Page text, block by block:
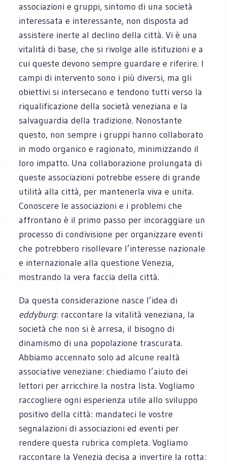
associazioni e gruppi, sintomo di una società
interessata e interessante, non disposta ad
assistere inerte al declino della città. Vi è una
vitalità di base, che si rivolge alle istituzioni e a
cui queste devono sempre guardare e riferire. I
campi di intervento sono i più diversi, ma gli
obiettivi si intersecano e tendono tutti verso la
riqualificazione della società veneziana e la
salvaguardia della tradizione. Nonostante
questo, non sempre i gruppi hanno collaborato
in modo organico e ragionato, minimizzando il
loro impatto. Una collaborazione prolungata di
queste associazioni potrebbe essere di grande
utilità alla città, per mantenerla viva e unita.
Conoscere le associazioni e i problemi che
affrontano è il primo passo per incoraggiare un
processo di condivisione per organizzare eventi
che potrebbero risollevare l’interesse nazionale
e internazionale alla questione Venezia,
mostrando la vera faccia della città.
Da questa considerazione nasce l’idea di
eddyburg: raccontare la vitalità veneziana, la
società che non si è arresa, il bisogno di
dinamismo di una popolazione trascurata.
Abbiamo accennato solo ad alcune realtà
associative veneziane: chiediamo l’aiuto dei
lettori per arricchire la nostra lista. Vogliamo
raccogliere ogni esperienza utile allo sviluppo
positivo della città: mandateci le vostre
segnalazioni di associazioni ed eventi per
rendere questa rubrica completa. Vogliamo
raccontare la Venezia decisa a invertire la rotta: